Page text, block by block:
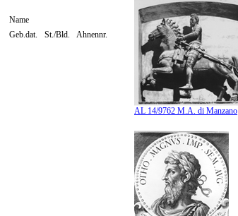
Name
Geb.dat.
St./Bld. Ahnennr.
AL 14/9762 M.A. di Manzano